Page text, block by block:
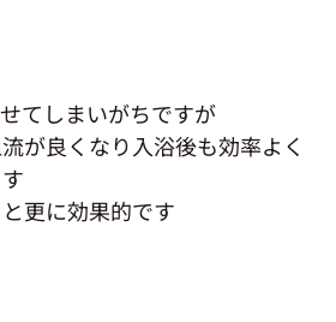
てしまいがちですが
が良くなり入浴後も効率よく
更に効果的です